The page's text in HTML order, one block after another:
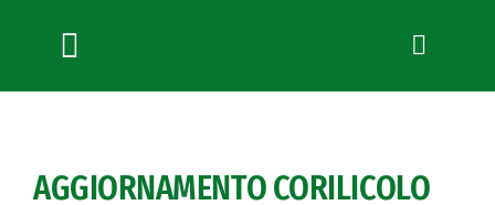
Toggle
Navigation
News
AGGIORNAMENTO CORILICOLO